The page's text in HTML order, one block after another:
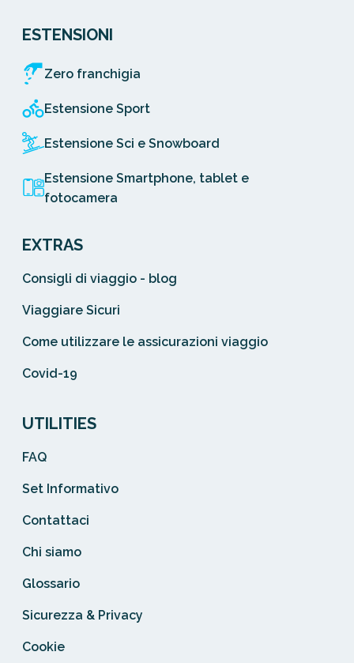
ESTENSIONI
Zero franchigia
Estensione Sport
Estensione Sci e Snowboard
Estensione Smartphone, tablet e
fotocamera
EXTRAS
Consigli di viaggio - blog
Viaggiare Sicuri
Come utilizzare le assicurazioni viaggio
Covid-19
UTILITIES
FAQ
Set Informativo
Contattaci
Chi siamo
Glossario
Sicurezza & Privacy
Cookie